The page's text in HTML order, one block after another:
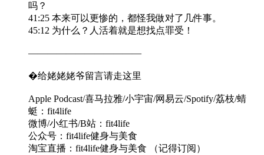
吗？
41:25 本来可以更惨的，都怪我做对了几件事。
45:12 为什么？人活着就是想找点罪受！
————————————
�给姥姥姥爷留言请走这里
Apple Podcast/喜马拉雅/小宇宙/网易云/Spotify/荔枝/蜻
蜓：fit4life
微博/小红书/B站：fit4life
公众号：fit4life健身与美食
淘宝直播：fit4life健身与美食 （记得订阅）